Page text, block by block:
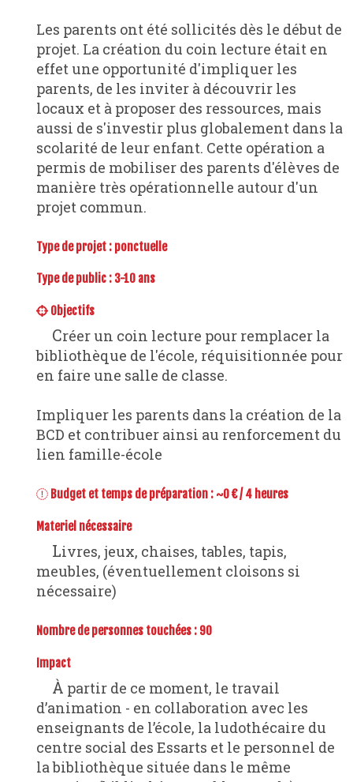
Les parents ont été sollicités dès le début de
projet. La création du coin lecture était en
effet une opportunité d'impliquer les
parents, de les inviter à découvrir les
locaux et à proposer des ressources, mais
aussi de s'investir plus globalement dans la
scolarité de leur enfant. Cette opération a
permis de mobiliser des parents d'élèves de
manière très opérationnelle autour d'un
projet commun.
Type de projet : ponctuelle
Type de public : 3-10 ans
Objectifs
Créer un coin lecture pour remplacer la
bibliothèque de l'école, réquisitionnée pour
en faire une salle de classe.
Impliquer les parents dans la création de la
BCD et contribuer ainsi au renforcement du
lien famille-école
Budget et temps de préparation : ~0 € / 4 heures
Materiel nécessaire
Livres, jeux, chaises, tables, tapis,
meubles, (éventuellement cloisons si
nécessaire)
Nombre de personnes touchées : 90
Impact
À partir de ce moment, le travail
d’animation - en collaboration avec les
enseignants de l’école, la ludothécaire du
centre social des Essarts et le personnel de
la bibliothèque située dans le même